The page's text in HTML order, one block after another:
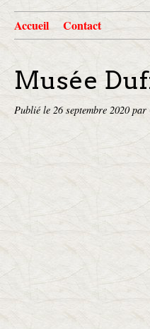
Accueil Contact
Musée
Publié le 26 septembre 2020par